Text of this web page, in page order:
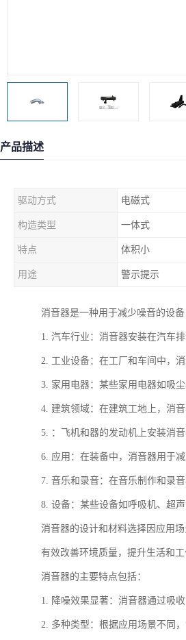
产品描述
驱动方式 电磁式
构造类型 一体式
特点 体积小
用途 警示提示
消音器是一种用于减少噪音的设
1. 汽车行业：消音器安装在汽车
2. 工业设备：在工厂和车间中，
3. 家用电器：某些家用电器如吸
4. 建筑领域：在建筑工地上，消
5. ：飞机和器的发动机上安装消
6. 应用：在装备中，消音器用于
7. 音乐和录音：在音乐制作和录
8. 设备：某些设备如呼吸机、超
消音器的设计和材料选择因应用
有效改善环境质量，提升生活和工
消音器的主要特点包括：
1. 降噪效果显著：消音器通过吸
2. 多种类型：根据应用场景不同